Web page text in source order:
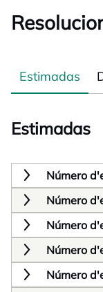
Estimadas
Estimadas
Número
Número
Número
Número
Número